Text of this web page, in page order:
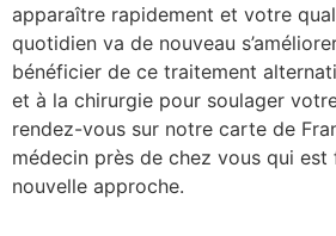
apparaître rapidement et votre
quotidien va de nouveau
bénéficier de ce traitement
et à la chirurgie pour soulager
rendez-vous sur notre carte de
médecin près de chez vous qui
nouvelle approche.